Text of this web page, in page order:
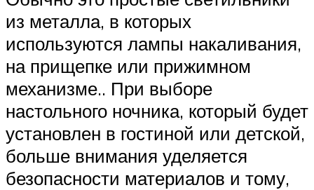
из металла, в которых
используются лампы накаливания,
на прищепке или прижимном
механизме.. При выборе
настольного ночника, который будет
установлен в гостиной или детской,
больше внимания уделяется
безопасности материалов и тому,